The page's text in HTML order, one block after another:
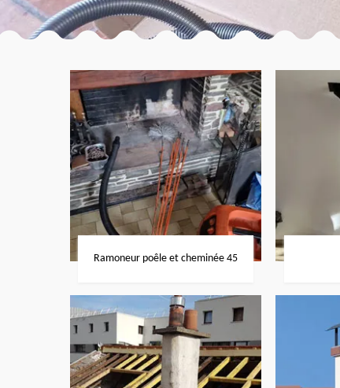
Ramoneur poêle et cheminée 45